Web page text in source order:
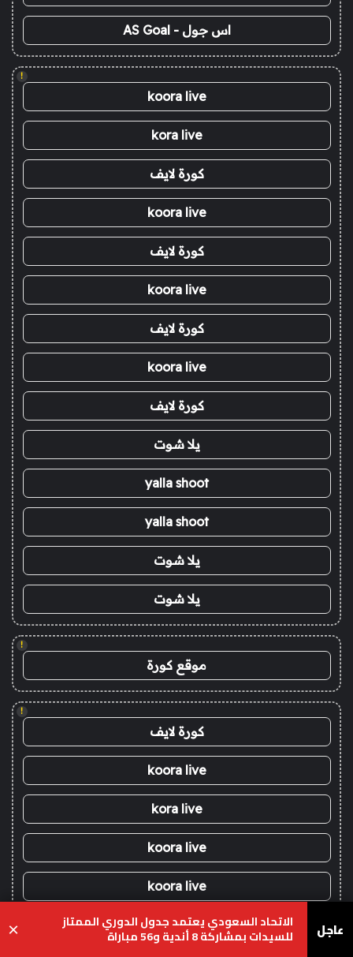
اس جول - AS Goal
!
koora live
kora live
كورة لايف
koora live
كورة لايف
koora live
كورة لايف
koora live
كورة لايف
يلا شوت
yalla shoot
yalla shoot
يلا شوت
يلا شوت
!
موقع كورة
!
كورة لايف
koora live
kora live
koora live
koora live
كورة لايف عاجل الاتحاد السعودي يعتمد جدول الدوري الممتاز
للسيدات بمشاركة 8 أندية و56 مباراة ×